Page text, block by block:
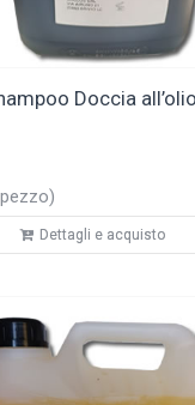
Doccia
Dettagli e acquisto